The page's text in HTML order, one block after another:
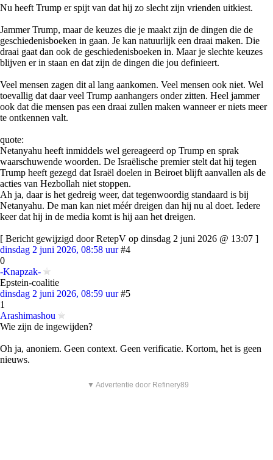
Nu heeft Trump er spijt van dat hij zo slecht zijn vrienden uitkiest.
Jammer Trump, maar de keuzes die je maakt zijn de dingen die de
geschiedenisboeken in gaan. Je kan natuurlijk een draai maken. Die
draai gaat dan ook de geschiedenisboeken in. Maar je slechte keuzes
blijven er in staan en dat zijn de dingen die jou definieert.
Veel mensen zagen dit al lang aankomen. Veel mensen ook niet. Wel
toevallig dat daar veel Trump aanhangers onder zitten. Heel jammer
ook dat die mensen pas een draai zullen maken wanneer er niets meer
te ontkennen valt.
quote:
Netanyahu heeft inmiddels wel gereageerd op Trump en sprak
waarschuwende woorden. De Israëlische premier stelt dat hij tegen
Trump heeft gezegd dat Israël doelen in Beiroet blijft aanvallen als de
acties van Hezbollah niet stoppen.
Ah ja, daar is het gedreig weer, dat tegenwoordig standaard is bij
Netanyahu. De man kan niet méér dreigen dan hij nu al doet. Iedere
keer dat hij in de media komt is hij aan het dreigen.
[ Bericht gewijzigd door RetepV op dinsdag 2 juni 2026 @ 13:07 ]
dinsdag 2 juni 2026, 08:58 uur #4
0
-Knapzak-
Epstein-coalitie
dinsdag 2 juni 2026, 08:59 uur #5
1
Arashimashou
Wie zijn de ingewijden?
Oh ja, anoniem. Geen context. Geen verificatie. Kortom, het is geen
nieuws.
▼ Advertentie door Refinery89